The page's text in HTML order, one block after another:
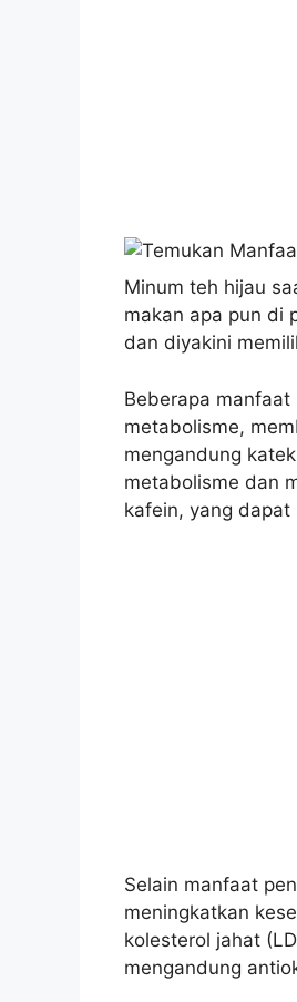
Minum teh hijau
makan apa pun di
dan diyakini
Beberapa
metabolisme,
mengandung
metabolisme dan
kafein, yang
Selain manfaat
meningkatkan
kolesterol jahat
mengandung